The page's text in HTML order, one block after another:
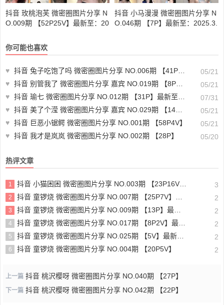
抖音 玫桃泡芙 微密圈图片分享 N
O.009期 【52P25V】最新至：20
抖音 小马漫漫 微密圈图片分享 N
O.046期 【7P】最新至：2025.3.
你可能也喜欢
♥ 抖音 兔子吃饱了吗 微密圈图片分享 NO.006期 【41P】最新至：2023.12.06
05/21
♥ 抖音 别管我了 微密圈图片分享 嘉宾 NO.019期 【8P】最新至：2023.8.19
05/21
♥ 抖音 瑜七 微密圈图片分享 NO.012期 【31P】最新至：2024.7.26
07/31
♥ 抖音 美了个滢 微密圈图片分享 嘉宾 NO.029期 【14P】最新至：2023.10.21
05/21
♥ 抖音 巨恶小锯鳄 微密圈图片分享 NO.001期 【58P4V】
05/21
♥ 抖音 我才是岚岚 微密圈图片分享 NO.002期 【28P】 05/20
热评文章
1 抖音 小猫困困 微密圈图片分享 NO.003期 【23P16V】最新至：2025.1.23 3
2 抖音 童锣烧 微密圈图片分享 NO.007期 【25P7V】最新至：2023.10.24 2
3 抖音 童锣烧 微密圈图片分享 NO.009期 【13P】最新至：2023.12.28 2
4 抖音 童锣烧 微密圈图片分享 NO.017期 【8P2V】最新至：2204.11.14 2
5 抖音 童锣烧 微密圈图片分享 NO.025期 【5V】最新至：2025.3.12 2
6 抖音 童锣烧 微密圈图片分享 NO.004期 【20P5V】 2
上一篇 抖音 桃沢樱呀 微密圈图片分享 NO.040期 【27P】
下一篇 抖音 桃沢樱呀 微密圈图片分享 NO.042期 【22P】